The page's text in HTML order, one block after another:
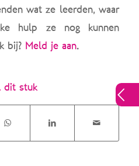
wat ze leerden, waar
hulp ze nog kunnen
bij? Meld je aan.
dit stuk